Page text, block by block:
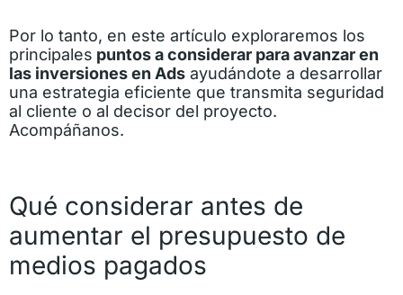
Por lo tanto, en este artículo exploraremos los
principales puntos a considerar para avanzar en
las inversiones en Ads ayudándote a desarrollar
una estrategia eficiente que transmita seguridad
al cliente o al decisor del proyecto.
Acompáñanos.
Qué considerar antes de
aumentar el presupuesto de
medios pagados